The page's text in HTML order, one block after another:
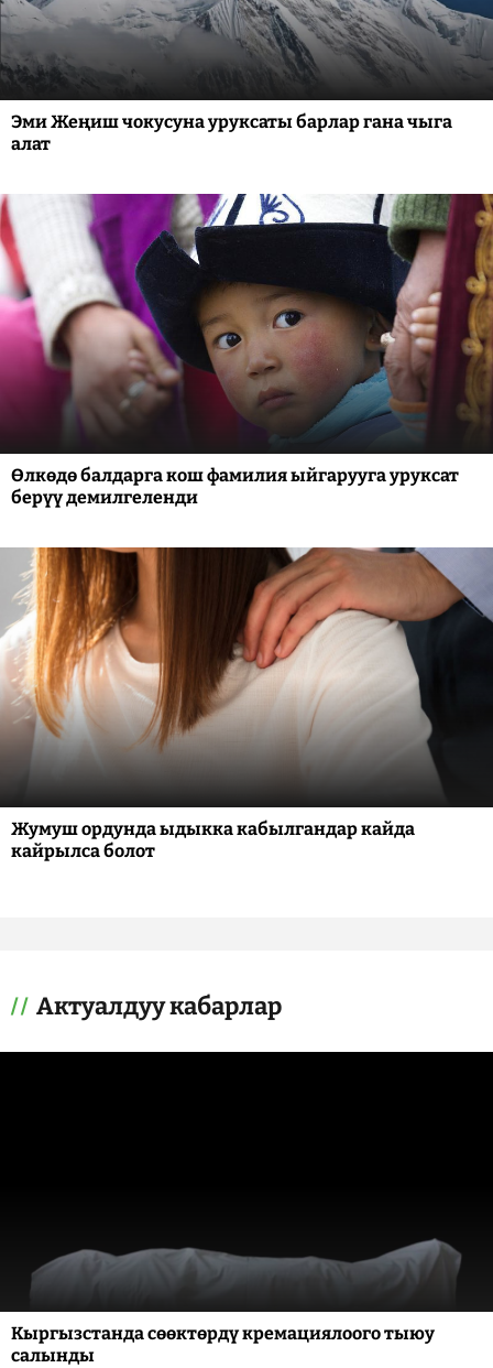
Эми Жеңиш чокусуна уруксаты барлар гана чыга
алат
Өлкөдө балдарга кош фамилия ыйгарууга уруксат
берүү демилгеленди
Жумуш ордунда ыдыкка кабылгандар кайда
кайрылса болот
Актуалдуу кабарлар
Кыргызстанда сөөктөрдү кремациялоого тыюу
салынды